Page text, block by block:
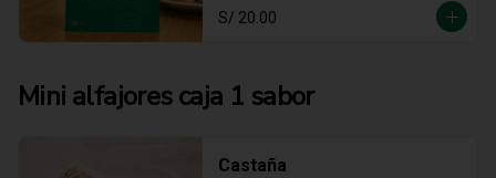
efectivo. No es acumulable. No puede
ser reemplazado por dinero, ni usado
provincia de Chiclayo. No válido para
S/ 20.00
Mini alfajores caja 1 sabor
Castaña